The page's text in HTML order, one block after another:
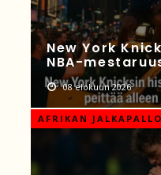
New York
NBA-
08 elokuun 2026
AFRIKAN JALKAPALLO